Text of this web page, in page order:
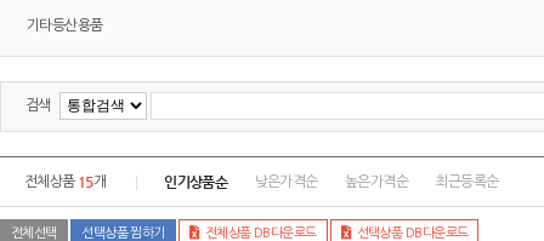
기타등산용품
검색
전체상품 15개 인기상품순 낮은가격순 높은가격순 최근등록순
전체선택 선택상품 찜하기 전체상품 DB다운로드 선택상품 DB다운로드